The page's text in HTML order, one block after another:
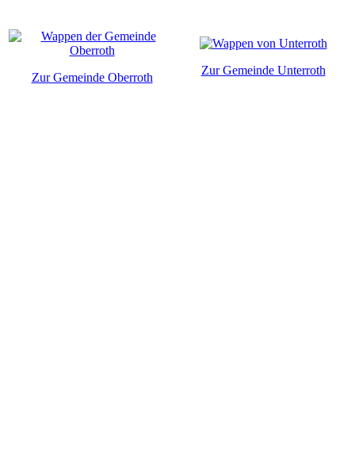
Zur Gemeinde Oberroth
Zur Gemeinde Unterroth